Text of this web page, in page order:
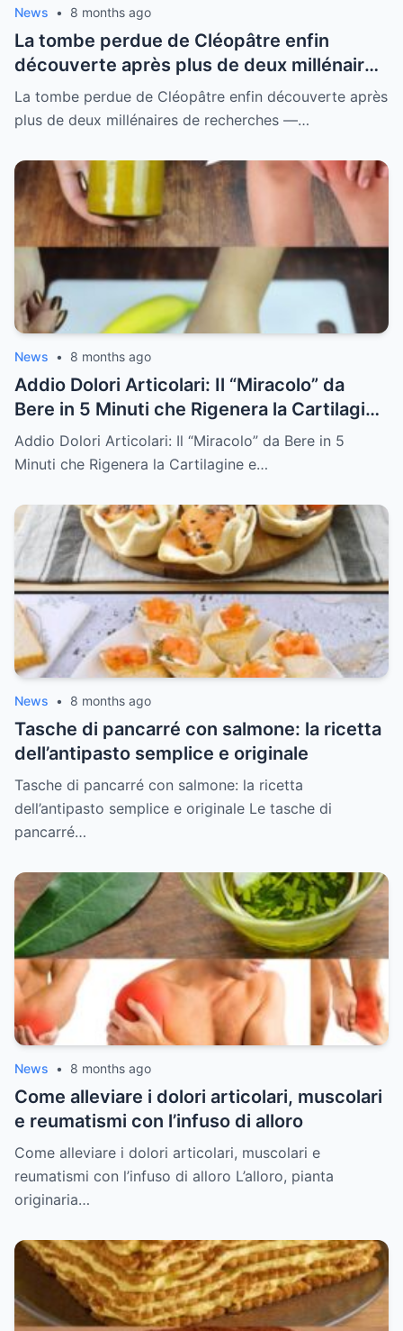
News • 8 months ago
La tombe perdue de Cléopâtre enfin
découverte après plus de deux millénaires
de recherches — ce que les archéologues
ont trouvé à l’intérieur a choqué le monde
La tombe perdue de Cléopâtre enfin découverte après
plus de deux millénaires de recherches —…
News • 8 months ago
Addio Dolori Articolari: Il “Miracolo” da
Bere in 5 Minuti che Rigenera la Cartilagine
e Cancella la Rigidità Mattutina
Addio Dolori Articolari: Il “Miracolo” da Bere in 5
Minuti che Rigenera la Cartilagine e…
News • 8 months ago
Tasche di pancarré con salmone: la ricetta
dell’antipasto semplice e originale
Tasche di pancarré con salmone: la ricetta
dell’antipasto semplice e originale Le tasche di
pancarré…
News • 8 months ago
Come alleviare i dolori articolari, muscolari
e reumatismi con l’infuso di alloro
Come alleviare i dolori articolari, muscolari e
reumatismi con l’infuso di alloro L’alloro, pianta
originaria…